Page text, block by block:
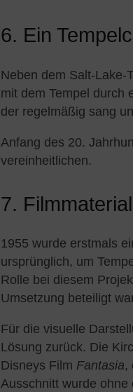
6. Ein
Neben dem Salt-Lake-
mit dem Tempel durch
der regelmäßig sang
Anfang des 20.
vereinheitlichen.
7.
1955 wurde erstmals
ursprünglich, um
Rolle bei diesem
Umsetzung beteiligt
Für die visuelle
Lösung zurück. Die
Disneys Film Fantasia,
Ausschnitt wurde